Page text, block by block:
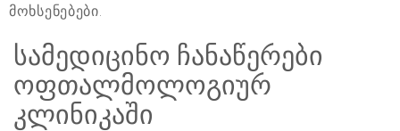
მოხსენებები.
სამედიცინო ჩანაწერები
ოფთალმოლოგიურ
კლინიკაში